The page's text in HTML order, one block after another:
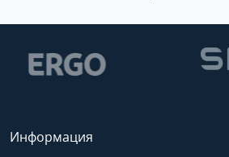
Информация